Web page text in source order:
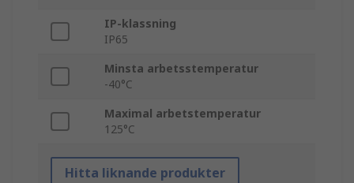
IP-klassning
IP65
Minsta arbetsstemperatur
-40°C
Maximal arbetstemperatur
125°C
Hitta liknande produkter